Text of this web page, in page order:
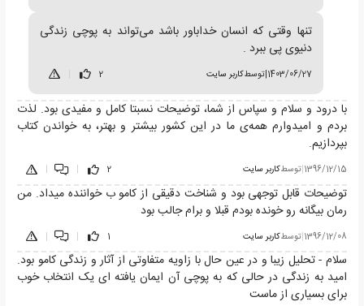
تنها وقتی که انسان خداباور باشد می‌تواند به پوچی زندگی
دنیوی پی ببرد .
1403/06/27
|توسطکاربر سایت 2
با درود و سلام و سپاس از شما، توضیحات نسبتا کامل و مفیدی بود. لذت
بردم و امیدوارم همه‌ی ما در این کشور بیشتر و بهتر، به خواندن کتاب
بپردازیم.
1396/12/15
|توسطکاربر سایت 2
|
|
توضیحات قابل توجهی بود و شناخت دقیقی از کامو ب خواننده میداد. من
رمان بیگانه رو خونده بودم قبلا و برام جالب بود
1396/12/08
|توسطکاربر سایت 1
|
|
سلام - تحلیل زیبا و در عین حال با زاویه متفاوتی از آثار و زندگی کامو بود.
امید به زندگی در حالی که به پوچی آن ایمان یافته ای یک انتخاب خوب
برای بسیاری از ماست